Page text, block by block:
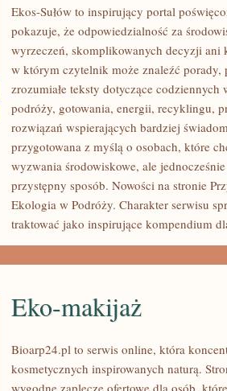
ZIELONA
ENERGIA
Ekos-Sułów to inspirujący portal
pokazuje, że odpowiedzialność za
wyrzeczeń, skomplikowanych decyzji ani
w którym czytelnik może znaleźć porady,
zrozumiałe teksty dotyczące
podróży, gotowania, energii, recyklingu,
rozwiązań wspierających bardziej
przygotowana z myślą o osobach, które
wyzwania środowiskowe, ale
przystępny sposób. Nowości na stronie
Ekologia w Podróży. Charakter serwisu
traktować jako inspirujące kompendium
Eko-makijaż
Bioarp24.pl to serwis online, która
kosmetycznych inspirowanych naturą.
wygodne zaplecze ofertowe dla osób,